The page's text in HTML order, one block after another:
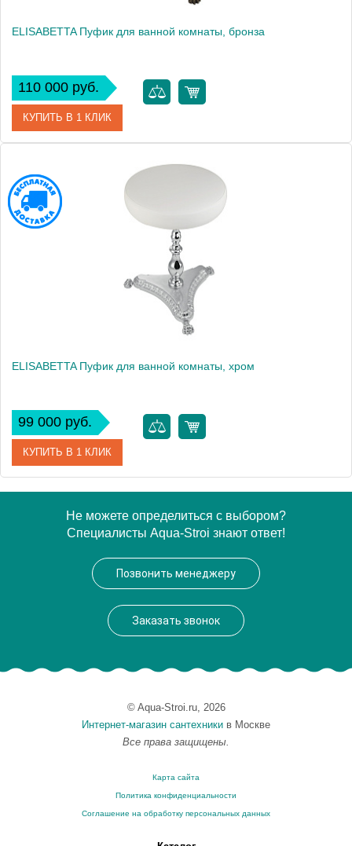
ELISABETTA Пуфик для ванной комнаты, бронза
110 000 руб.
КУПИТЬ В 1 КЛИК
Артикул
Производитель
Высота, см
ELISABETTA Пуфик для ванной комнаты, хром
99 000 руб.
КУПИТЬ В 1 КЛИК
Производитель
Не можете определиться с выбором?
Специалисты Aqua-Stroi знают ответ!
Позвонить менеджеру
Заказать звонок
© Aqua-Stroi.ru, 2026
Интернет-магазин сантехники в Москве
Все права защищены.
Карта сайта
Политика конфиденциальности
Соглашение на обработку персональных данных